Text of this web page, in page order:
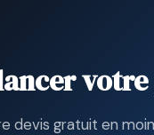
devis gratuit en